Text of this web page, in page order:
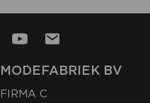
MODEFABRIEK BV
FIRMA C